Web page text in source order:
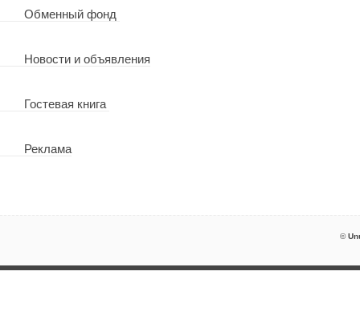
Обменный фонд
Новости и объявления
Гостевая книга
Реклама
©